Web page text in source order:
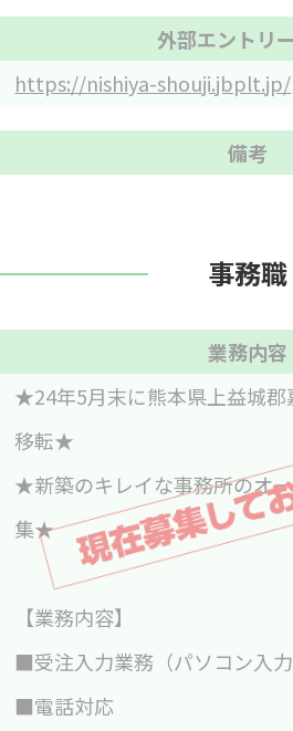
外部エントリ
https://nishiya-shouji.jbplt.jp/
備考
事務職
業務内容
★24年5月末に熊本県上益城郡
移転★
★新築のキレイな事務所のオ
集★
【業務内容】
■受注入力業務（パソコン入力
■電話対応